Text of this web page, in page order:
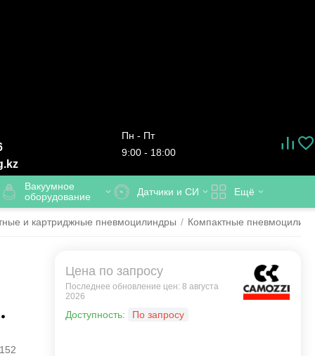
Пн - Пт
9:00 - 18:00
Вакуумное
оборудование
Датчики и СИ Ещё
и картриджные пневмоцилиндры / Компактные
Цена по запросу
Последнее обновление цен: 8 августа
2026
Доступность: По запросу